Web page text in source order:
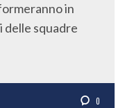
in
delle squadre
0